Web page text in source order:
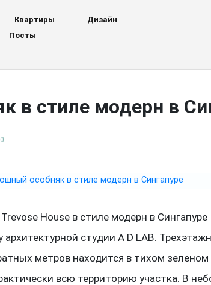
Квартиры
Дизайн
Посты
в стиле модерн в
0
House в стиле модерн в Сингапуре
архитектурной студии A D LAB.
метров находится в тихом зеленом
всю территорию участка. В